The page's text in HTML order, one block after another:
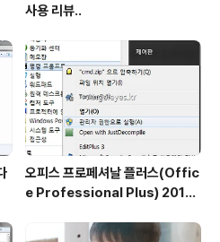
사용 리뷰..
오피스 프로페셔날 플러스(Offic
e Professional Plus) 2013,
드 활용하여 확인, 삭제, 인증